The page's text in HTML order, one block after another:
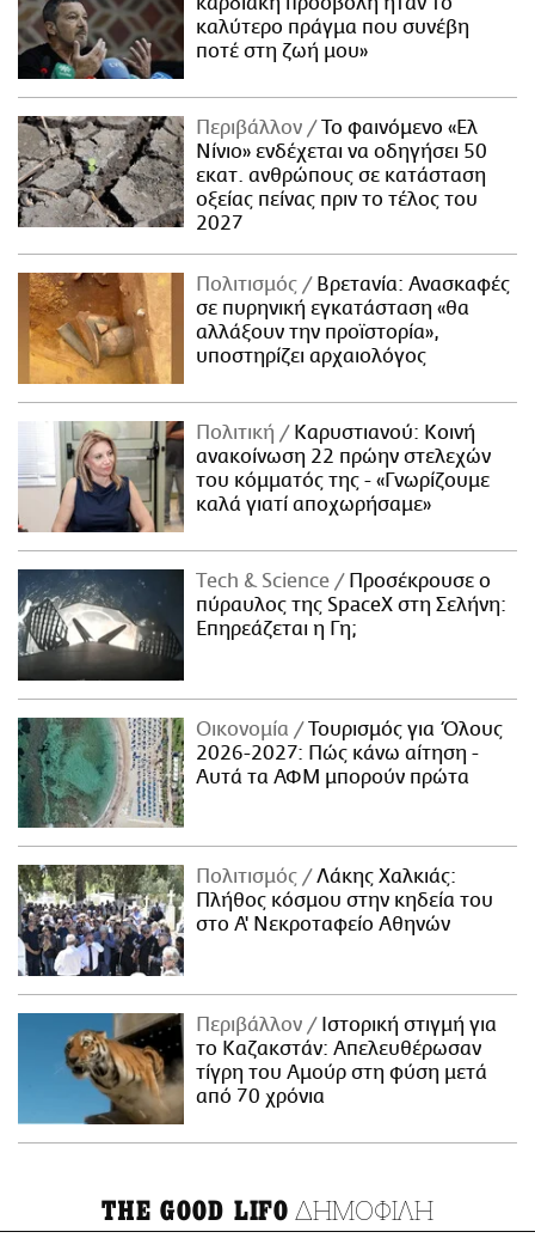
καλύτερο πράγμα που συνέβη
ποτέ στη ζωή μου»
Περιβάλλον
Το φαινόμενο «Ελ
Νίνιο» ενδέχεται να οδηγήσει 50
εκατ. ανθρώπους σε κατάσταση
οξείας πείνας πριν το τέλος του
2027
Πολιτισμός
Βρετανία: Ανασκαφές
σε πυρηνική εγκατάσταση «θα
αλλάξουν την προϊστορία»,
υποστηρίζει αρχαιολόγος
Πολιτική
Καρυστιανού: Κοινή
ανακοίνωση 22 πρώην στελεχών
του κόμματός της - «Γνωρίζουμε
καλά γιατί αποχωρήσαμε»
Τech & Science
Προσέκρουσε ο
πύραυλος της SpaceX στη Σελήνη:
Επηρεάζεται η Γη;
Οικονομία
Τουρισμός για Όλους
2026-2027: Πώς κάνω αίτηση -
Αυτά τα ΑΦΜ μπορούν πρώτα
Πολιτισμός
Λάκης Χαλκιάς:
Πλήθος κόσμου στην κηδεία του
στο Α' Νεκροταφείο Αθηνών
Περιβάλλον
Ιστορική στιγμή για
το Καζακστάν: Απελευθέρωσαν
τίγρη του Αμούρ στη φύση μετά
από 70 χρόνια
THE GOOD LIFO ΔΗΜΟΦΙΛΗ